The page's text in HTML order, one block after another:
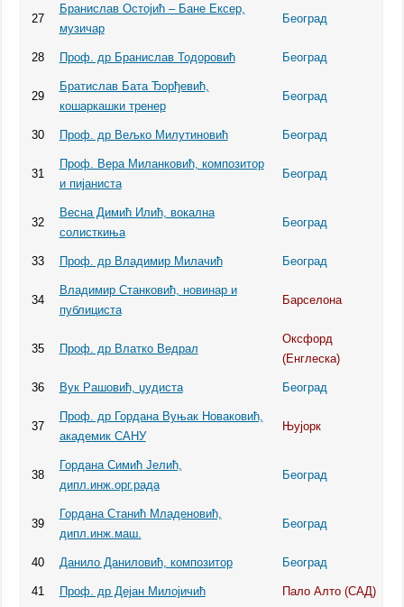
27
Бранислав Остојић – Бане Ексер,
музичар
Београд
28 Проф. др Бранислав Тодоровић Београд
29
Братислав Бата Ђорђевић,
кошаркашки тренер
Београд
30 Проф. др Вељко Милутиновић Београд
31
Проф. Вера Миланковић, композитор
и пијаниста
Београд
32
Весна Димић Илић, вокална
солисткиња
Београд
33 Проф. др Владимир Милачић Београд
34
Владимир Станковић, новинар и
публициста
Барселона
35 Проф. др Влатко Ведрал
Оксфорд
(Енглеска)
36 Вук Рашовић, џудиста Београд
37
Проф. др Гордана Вуњак Новаковић,
академик САНУ
Њујорк
38
Гордана Симић Јелић,
дипл.инж.орг.рада
Београд
39
Гордана Станић Младеновић,
дипл.инж.маш.
Београд
40 Данило Даниловић, композитор Београд
41 Проф. др Дејан Милојичић Пало Алто (САД)